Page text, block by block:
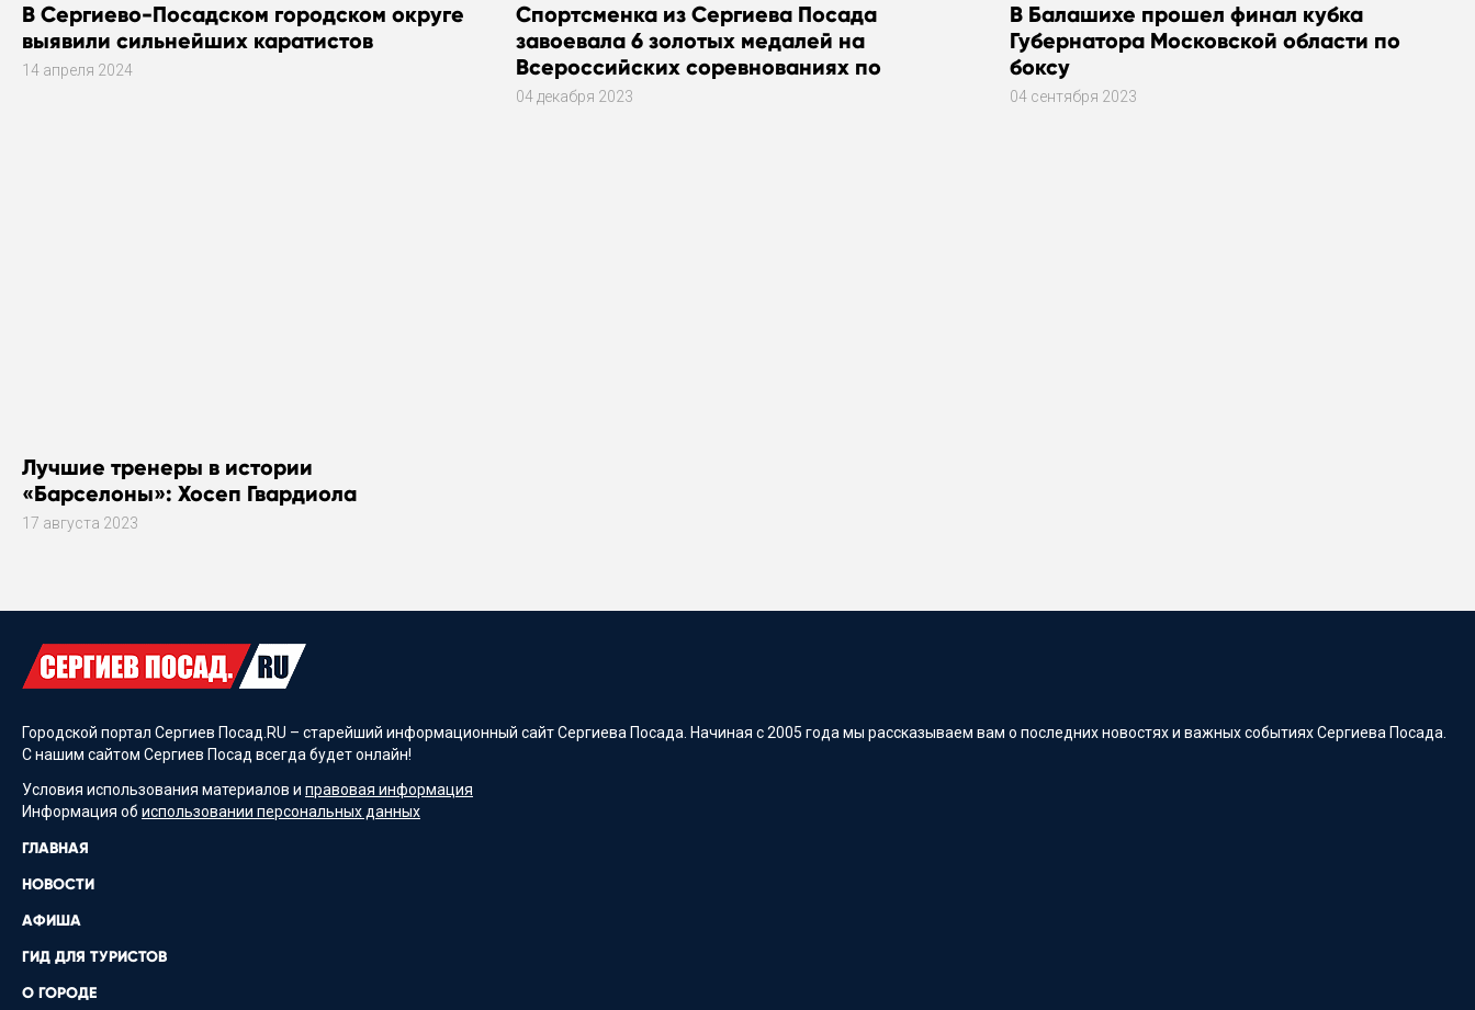
В Сергиево-Посадском городском округе
выявили сильнейших каратистов
14 апреля 2024
Спортсменка из Сергиева Посада
завоевала 6 золотых медалей на
Всероссийских соревнованиях по
плаванию
04 декабря 2023
В Балашихе прошел финал кубка
Губернатора Московской области по
боксу
04 сентября 2023
Лучшие тренеры в истории
«Барселоны»: Хосеп Гвардиола
17 августа 2023
Городской портал Сергиев Посад.RU – старейший информационный сайт Сергиева Посада. Начиная с 2005 года мы рассказываем вам о последних новостях и важных событиях Сергиева Посада.
С нашим сайтом Сергиев Посад всегда будет онлайн!
Условия использования материалов и правовая информация
Информация об использовании персональных данных
ГЛАВНАЯ
НОВОСТИ
АФИША
ГИД ДЛЯ ТУРИСТОВ
О ГОРОДЕ